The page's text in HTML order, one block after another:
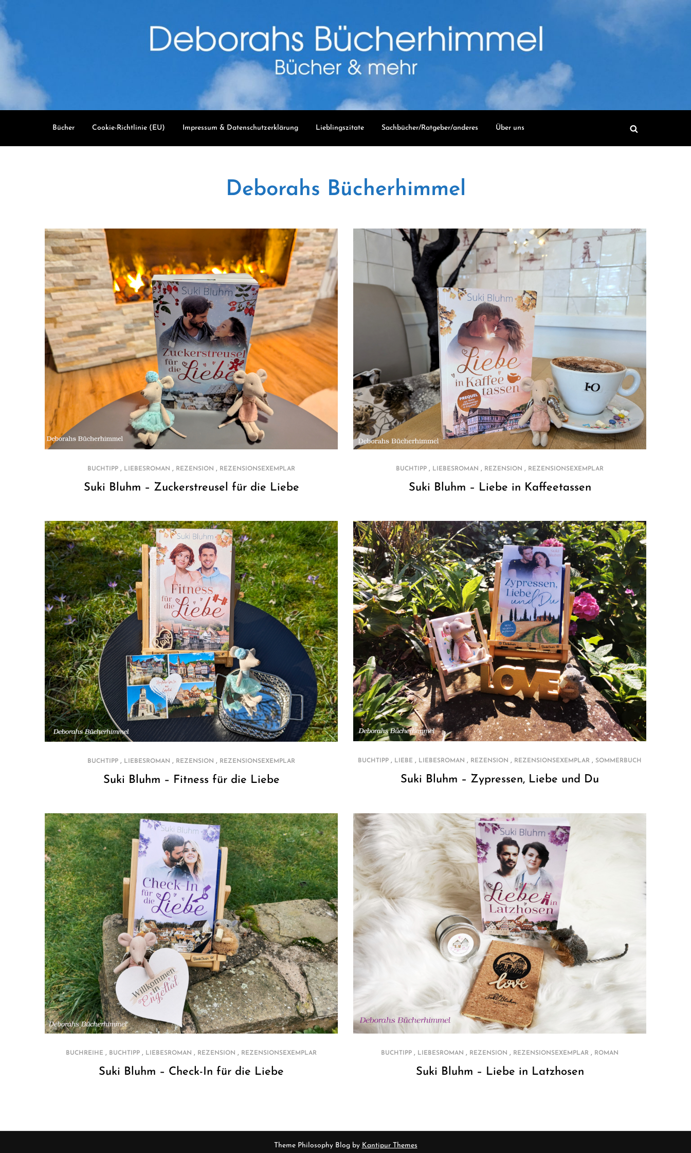
content
Bücher Cookie-Richtlinie (EU) Impressum & Datenschutzerklärung Lieblingszitate Sachbücher/Ratgeber/anderes Über uns
Deborahs Bücherhimmel
BUCHTIPP , LIEBESROMAN , REZENSION , REZENSIONSEXEMPLAR
Suki Bluhm – Zuckerstreusel für die Liebe
BUCHTIPP , LIEBESROMAN , REZENSION , REZENSIONSEXEMPLAR
Suki Bluhm – Liebe in Kaffeetassen
BUCHTIPP , LIEBESROMAN , REZENSION , REZENSIONSEXEMPLAR
Suki Bluhm – Fitness für die Liebe
BUCHTIPP , LIEBE , LIEBESROMAN , REZENSION , REZENSIONSEXEMPLAR , SOMMERBUCH
Suki Bluhm – Zypressen, Liebe und Du
BUCHREIHE , BUCHTIPP , LIEBESROMAN , REZENSION , REZENSIONSEXEMPLAR
Suki Bluhm – Check-In für die Liebe
BUCHTIPP , LIEBESROMAN , REZENSION , REZENSIONSEXEMPLAR , ROMAN
Suki Bluhm – Liebe in Latzhosen
Theme Philosophy Blog by Kantipur Themes